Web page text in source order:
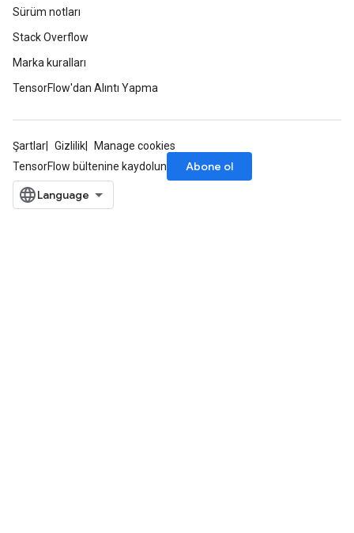
Sürüm notları
Stack Overflow
Marka kuralları
TensorFlow'dan Alıntı Yapma
Şartlar Gizlilik
Manage cookies
TensorFlow bültenine kaydolun
Abone ol